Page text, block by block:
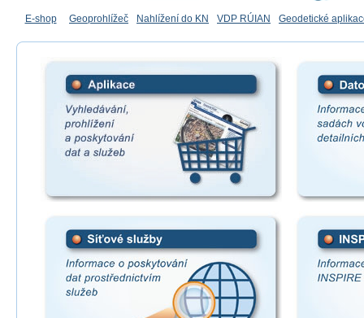
E-shop Geoprohlížeč Nahlížení do KN VDP RÚIAN Geodetické